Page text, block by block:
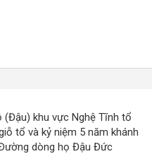
khu vực Nghệ Tĩnh tổ
tổ và kỷ niệm 5 năm khánh
dòng họ Đậu Đức